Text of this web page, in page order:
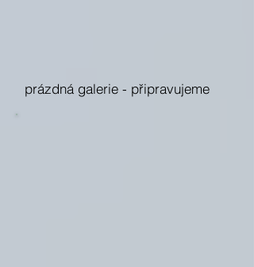
prázdná galerie - připravujeme